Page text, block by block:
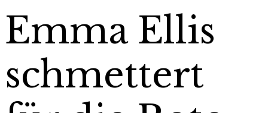
Emma Ellis
schmettert